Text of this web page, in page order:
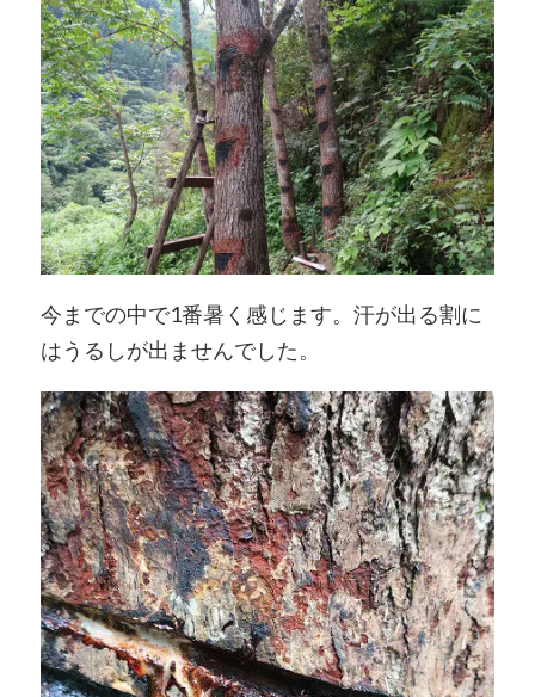
今までの中で1番暑く感じます。汗が出る割に
はうるしが出ませんでした。